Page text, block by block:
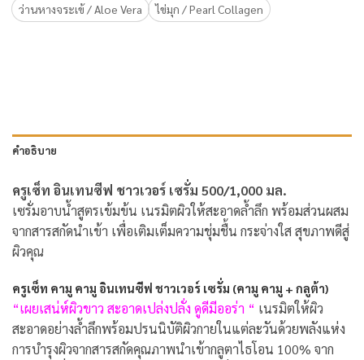
ว่านหางจระเข้ / Aloe Vera
ไข่มุก / Pearl Collagen
คำอธิบาย
ครูเซ็ท อินเทนซีฟ ชาวเวอร์ เซรั่ม 500/1,000 มล.
เซรั่มอาบน้ำสูตรเข้มข้น เนรมิตผิวให้สะอาดล้ำลึก พร้อมส่วนผสม
จากสารสกัดนำเข้า เพื่อเติมเต็มความชุ่มชื้น กระจ่างใส สุขภาพดีสู่
ผิวคุณ
ครูเซ็ท คามู คามู อินเทนซีฟ ชาวเวอร์ เซรั่ม (คามู คามู + กลูต้า)
“เผยเสน่ห์ผิวขาว สะอาดเปล่งปลั่ง ดูดีมีออร่า “ เนรมิตให้ผิว
สะอาดอย่างล้ำลึกพร้อมปรนนิบัติผิวกายในแต่ละวันด้วยพลังแห่ง
การบำรุงผิวจากสารสกัดคุณภาพนำเข้ากลูตาไธโอน 100% จาก